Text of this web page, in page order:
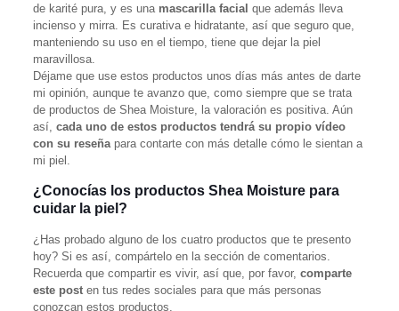
de karité pura, y es una mascarilla facial que además lleva
incienso y mirra. Es curativa e hidratante, así que seguro que,
manteniendo su uso en el tiempo, tiene que dejar la piel
maravillosa.
Déjame que use estos productos unos días más antes de darte
mi opinión, aunque te avanzo que, como siempre que se trata
de productos de Shea Moisture, la valoración es positiva. Aún
así, cada uno de estos productos tendrá su propio vídeo
con su reseñapara contarte con más detalle cómo le sientan a
mi piel.
¿Conocías los productos Shea Moisture para
cuidar la piel?
¿Has probado alguno de los cuatro productos que te presento
hoy? Si es así, compártelo en la sección de comentarios.
Recuerda que compartir es vivir, así que, por favor, comparte
este posten tus redes sociales para que más personas
conozcan estos productos.